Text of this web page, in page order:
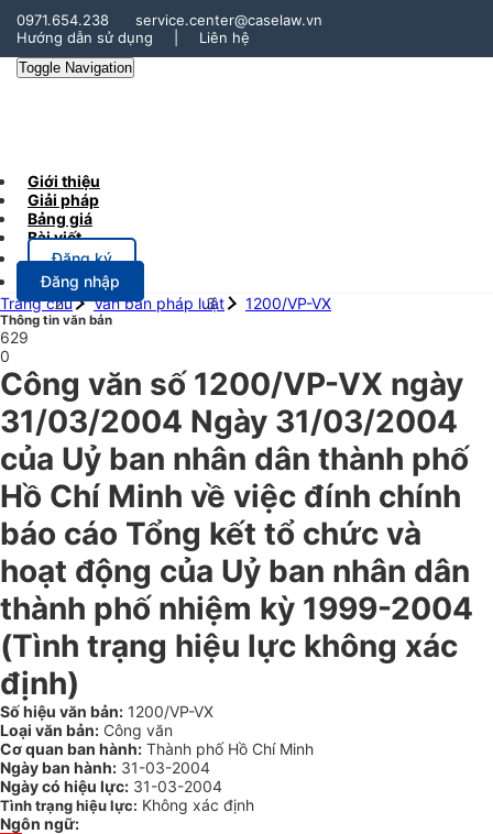
0971.654.238
service.center@caselaw.vn
Hướng dẫn sử dụng
Liên hệ
Toggle Navigation
Giới thiệu
Giải pháp
Bảng giá
Bài viết
Đăng ký
Đăng nhập
Trang chủ
Văn bản pháp luật 1200/VP-VX
Thông tin văn bản
629
0
Công văn số 1200/VP-VX ngày
31/03/2004 Ngày 31/03/2004
của Uỷ ban nhân dân thành phố
Hồ Chí Minh về việc đính chính
báo cáo Tổng kết tổ chức và
hoạt động của Uỷ ban nhân dân
thành phố nhiệm kỳ 1999-2004
(Tình trạng hiệu lực không xác
định)
Số hiệu văn bản: 1200/VP-VX
Loại văn bản: Công văn
Cơ quan ban hành: Thành phố Hồ Chí Minh
Ngày ban hành: 31-03-2004
Ngày có hiệu lực: 31-03-2004
Tình trạng hiệu lực: Không xác định
Ngôn ngữ: